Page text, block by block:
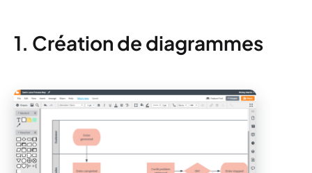
1. Création de diagrammes